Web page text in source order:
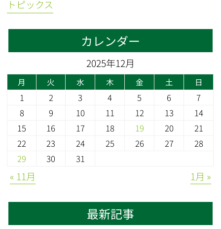
トピックス
カレンダー
2025年12月
月 火 水 木 金 土 日
1 2 3 4 5 6
7
8
9 10 11 12 13
14
15
16 17 18 19 20
21
22
23 24 25 26 27
28
29
30 31
« 11月 1月 »
最新記事